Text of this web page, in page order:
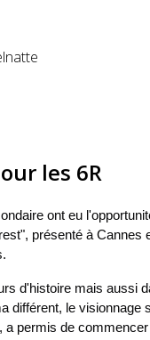
les 6R
ont eu
présenté à Cannes
d'histoire mais aussi
différent, le visionnage
a permis de